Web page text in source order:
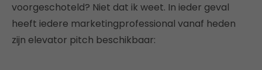
voorgeschoteld? Niet dat ik weet. In ieder geval
heeft iedere marketingprofessional vanaf heden
zijn elevator pitch beschikbaar: